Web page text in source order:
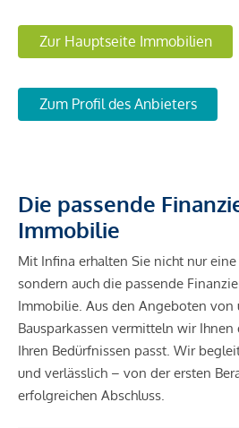
Zur Hauptseite Immobilien
Zum Profil des Anbieters
Die passende
Immobilie
Mit Infina erhalten Sie nicht nur
sondern auch die passende
Immobilie. Aus den Angeboten von
Bausparkassen vermitteln wir Ihnen
Ihren Bedürfnissen passt. Wir
und verlässlich – von der ersten
erfolgreichen Abschluss.